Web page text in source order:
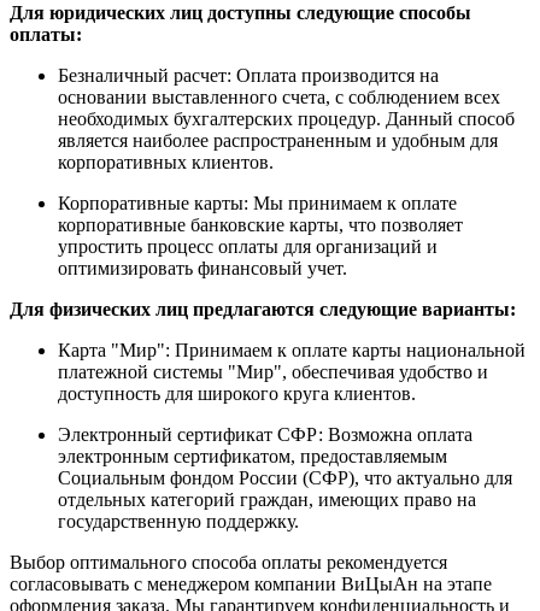
Для юридических лиц доступны следующие способы
оплаты:
Безналичный расчет: Оплата производится на
основании выставленного счета, с соблюдением всех
необходимых бухгалтерских процедур. Данный способ
является наиболее распространенным и удобным для
корпоративных клиентов.
Корпоративные карты: Мы принимаем к оплате
корпоративные банковские карты, что позволяет
упростить процесс оплаты для организаций и
оптимизировать финансовый учет.
Для физических лиц предлагаются следующие варианты:
Карта "Мир": Принимаем к оплате карты национальной
платежной системы "Мир", обеспечивая удобство и
доступность для широкого круга клиентов.
Электронный сертификат СФР: Возможна оплата
электронным сертификатом, предоставляемым
Социальным фондом России (СФР), что актуально для
отдельных категорий граждан, имеющих право на
государственную поддержку.
Выбор оптимального способа оплаты рекомендуется
согласовывать с менеджером компании ВиЦыАн на этапе
оформления заказа. Мы гарантируем конфиденциальность и